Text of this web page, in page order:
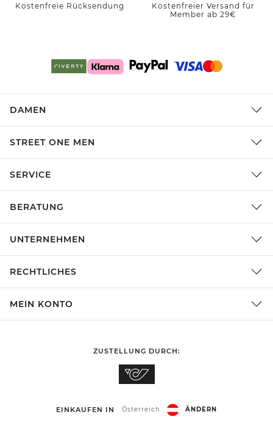
Kostenfreie Rücksendung
Kostenfreier Versand für
Member ab 29€
DAMEN
STREET ONE MEN
SERVICE
BERATUNG
UNTERNEHMEN
RECHTLICHES
MEIN KONTO
ZUSTELLUNG DURCH:
EINKAUFEN IN Österreich ÄNDERN